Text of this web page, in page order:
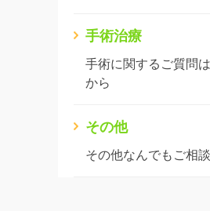
手術治療
手術に関するご質問
から
その他
その他なんでもご相